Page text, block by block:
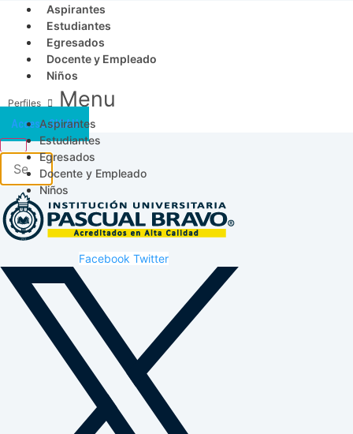
Aspirantes
Estudiantes
Egresados
Docente y Empleado
Niños
Menu
Aspirantes
Estudiantes
Egresados
Docente y Empleado
Niños
Acceso SICAU
Facebook Twitter